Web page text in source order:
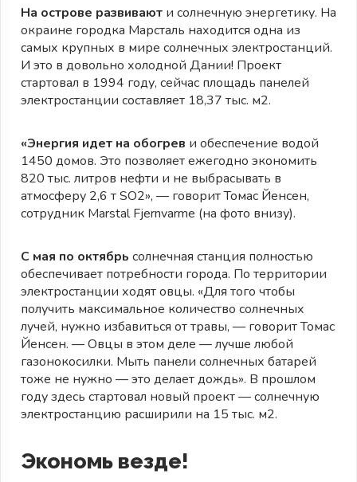
На острове развивают и солнечную энергетику. На
окраине городка Марсталь находится одна из
самых крупных в мире солнечных электростанций.
И это в довольно холодной Дании! Проект
стартовал в 1994 году, сейчас площадь панелей
электростанции составляет 18,37 тыс. м2.
«Энергия идет на обогрев и обеспечение водой
1450 домов. Это позволяет ежегодно экономить
820 тыс. литров нефти и не выбрасывать в
атмосферу 2,6 т SO2», — говорит Томас Йенсен,
сотрудник Marstal Fjernvarme (на фото внизу).
С мая по октябрь солнечная станция полностью
обеспечивает потребности города. По территории
электростанции ходят овцы. «Для того чтобы
получить максимальное количество солнечных
лучей, нужно избавиться от травы, — говорит Томас
Йенсен. — Овцы в этом деле — лучше любой
газонокосилки. Мыть панели солнечных батарей
тоже не нужно — это делает дождь». В прошлом
году здесь стартовал новый проект — солнечную
электростанцию расширили на 15 тыс. м2.
Экономь везде!